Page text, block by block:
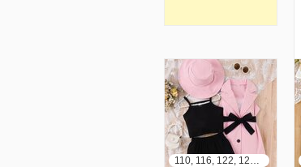
110, 116, 122, 128, 134, 140